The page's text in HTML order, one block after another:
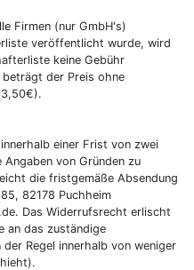
Firmen (nur GmbH's)
veröffentlicht wurde, wird
keine Gebühr
der Preis ohne
einer Frist von zwei
von Gründen zu
die fristgemäße Absendung
82178 Puchheim
Das Widerrufsrecht erlischt
an das zuständige
Regel innerhalb von weniger